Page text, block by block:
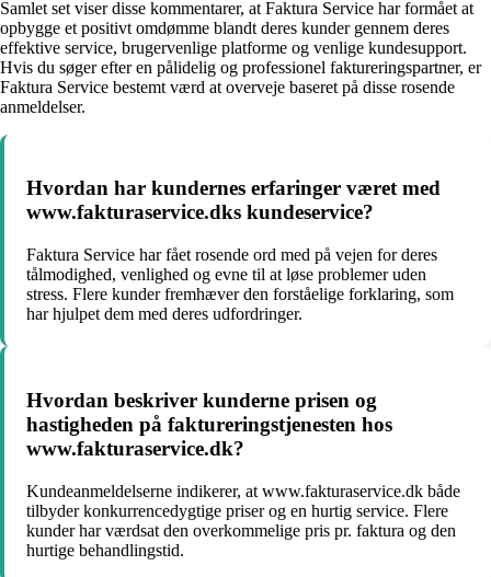
Samlet set viser disse kommentarer, at Faktura Service har formået at
opbygge et positivt omdømme blandt deres kunder gennem deres
effektive service, brugervenlige platforme og venlige kundesupport.
Hvis du søger efter en pålidelig og professionel faktureringspartner, er
Faktura Service bestemt værd at overveje baseret på disse rosende
anmeldelser.
Hvordan har kundernes erfaringer været med
www.fakturaservice.dks kundeservice?
Faktura Service har fået rosende ord med på vejen for deres
tålmodighed, venlighed og evne til at løse problemer uden
stress. Flere kunder fremhæver den forståelige forklaring, som
har hjulpet dem med deres udfordringer.
Hvordan beskriver kunderne prisen og
hastigheden på faktureringstjenesten hos
www.fakturaservice.dk?
Kundeanmeldelserne indikerer, at www.fakturaservice.dk både
tilbyder konkurrencedygtige priser og en hurtig service. Flere
kunder har værdsat den overkommelige pris pr. faktura og den
hurtige behandlingstid.